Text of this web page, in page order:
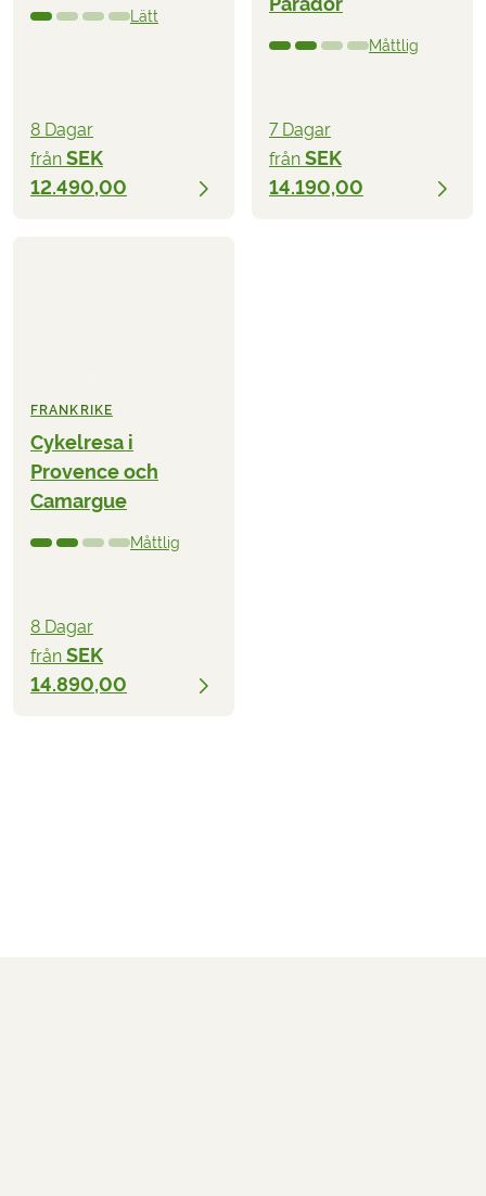
Lätt
8 Dagar
från SEK
12.490,00
Måttlig
7 Dagar
från SEK
14.190,00
FRANKRIKE
Cykelresa i
Provence och
Camargue
Måttlig
8 Dagar
från SEK
14.890,00